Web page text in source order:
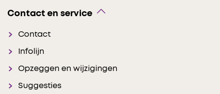
Contact en service
Contact
Infolijn
Opzeggen en wijzigingen
Suggesties